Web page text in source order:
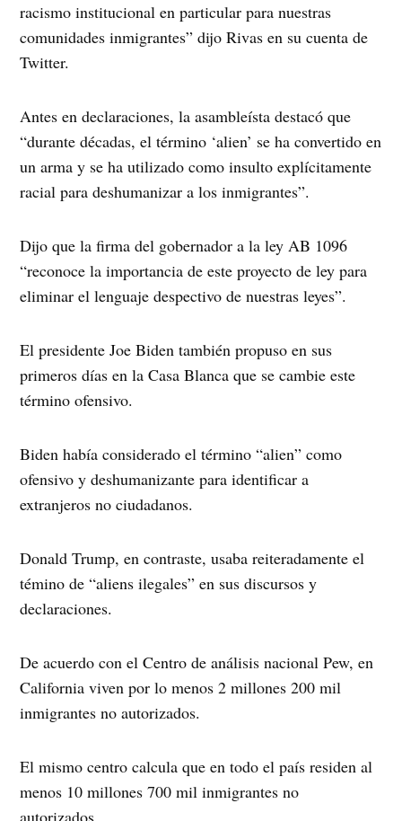
racismo institucional en particular para nuestras
comunidades inmigrantes” dijo Rivas en su cuenta de
Twitter.
Antes en declaraciones, la asambleísta destacó que
“durante décadas, el término ‘alien’ se ha convertido en
un arma y se ha utilizado como insulto explícitamente
racial para deshumanizar a los inmigrantes”.
Dijo que la firma del gobernador a la ley AB 1096
“reconoce la importancia de este proyecto de ley para
eliminar el lenguaje despectivo de nuestras leyes”.
El presidente Joe Biden también propuso en sus
primeros días en la Casa Blanca que se cambie este
término ofensivo.
Biden había considerado el término “alien” como
ofensivo y deshumanizante para identificar a
extranjeros no ciudadanos.
Donald Trump, en contraste, usaba reiteradamente el
témino de “aliens ilegales” en sus discursos y
declaraciones.
De acuerdo con el Centro de análisis nacional Pew, en
California viven por lo menos 2 millones 200 mil
inmigrantes no autorizados.
El mismo centro calcula que en todo el país residen al
menos 10 millones 700 mil inmigrantes no